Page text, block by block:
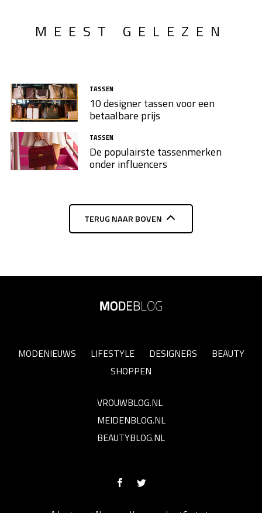
MEEST GELEZEN
TASSEN
10 designer tassen voor een
betaalbare prijs
TASSEN
De populairste tassenmerken
onder influencers
TERUG NAAR BOVEN
MODENIEUWS LIFESTYLE DESIGNERS
BEAUTY
SHOPPEN
VROUWBLOG.NL
MEIDENBLOG.NL
BEAUTYBLOG.NL